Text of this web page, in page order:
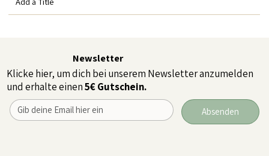
Newsletter
Klicke hier, um dich bei unserem Newsletter anzumelden
und erhalte einen5€ Gutschein.
Absenden